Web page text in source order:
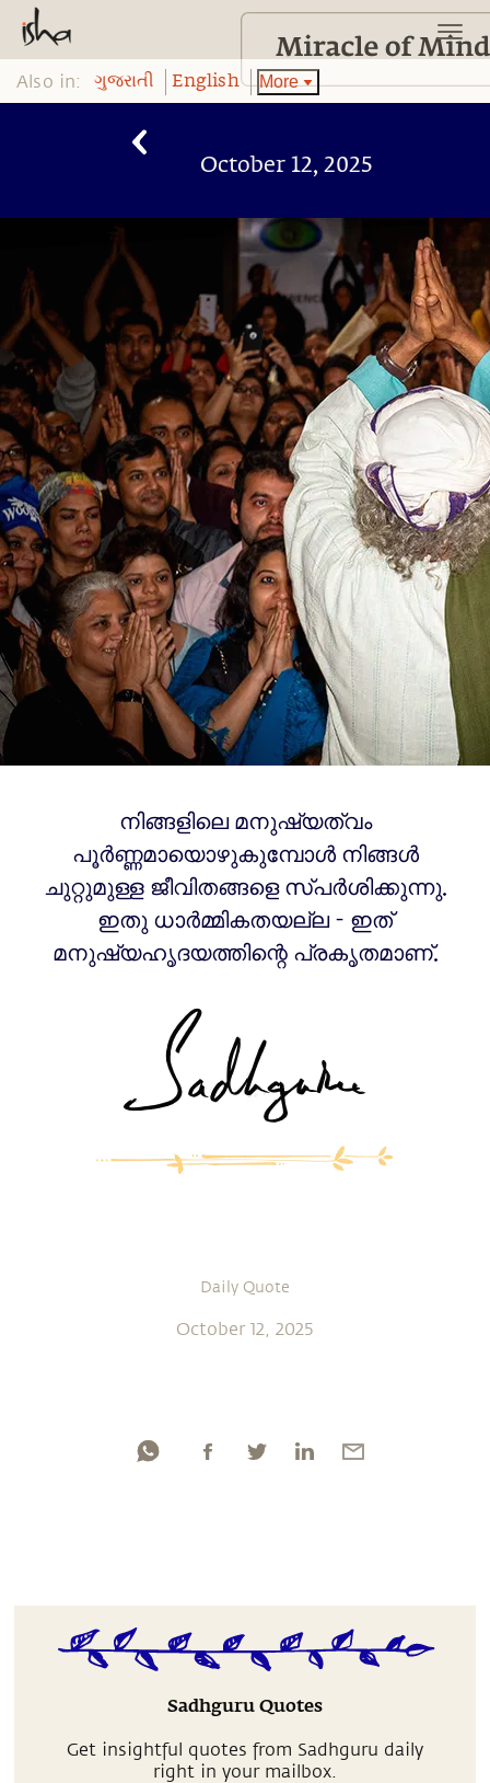
Also in: ગુજરાતી English More
October 12, 2025
നിങ്ങളിലെ മനുഷ്യത്വം
പൂർണ്ണമായൊഴുകുമ്പോൾ നിങ്ങൾ
ചുറ്റുമുള്ള ജീവിതങ്ങളെ സ്പർശിക്കുന്നു.
ഇതു ധാർമ്മികതയല്ല - ഇത്
മനുഷ്യഹൃദയത്തിന്റെ പ്രകൃതമാണ്.
Daily Quote
October 12, 2025
Sadhguru Quotes
Get insightful quotes from Sadhguru daily
right in your mailbox.